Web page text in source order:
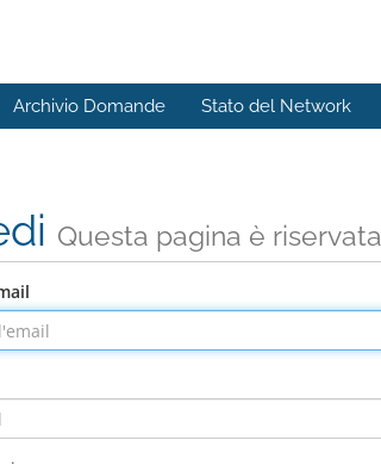
Archivio Domande Stato del Network
Questa pagina è riservata